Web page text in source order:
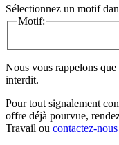
Sélectionnez un motif
Motif:
Nous vous rappelons
interdit.
Pour tout signalement
offre déjà pourvue,
Travail ou contactez-nous